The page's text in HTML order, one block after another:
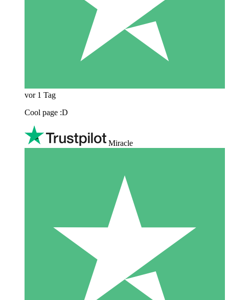
vor 1 Tag
Cool page :D
Miracle